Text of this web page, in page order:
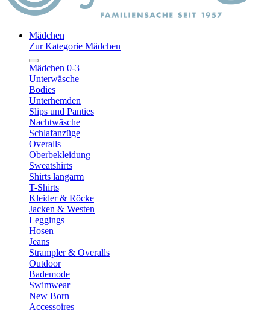
Mädchen
Zur Kategorie Mädchen
Mädchen 0-3
Unterwäsche
Bodies
Unterhemden
Slips und Panties
Nachtwäsche
Schlafanzüge
Overalls
Oberbekleidung
Sweatshirts
Shirts langarm
T-Shirts
Kleider & Röcke
Jacken & Westen
Leggings
Hosen
Jeans
Strampler & Overalls
Outdoor
Bademode
Swimwear
New Born
Accessoires